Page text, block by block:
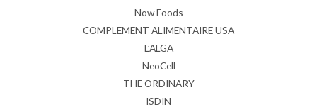
Now Foods
COMPLEMENT ALIMENTAIRE USA
L’ALGA
NeoCell
THE ORDINARY
ISDIN